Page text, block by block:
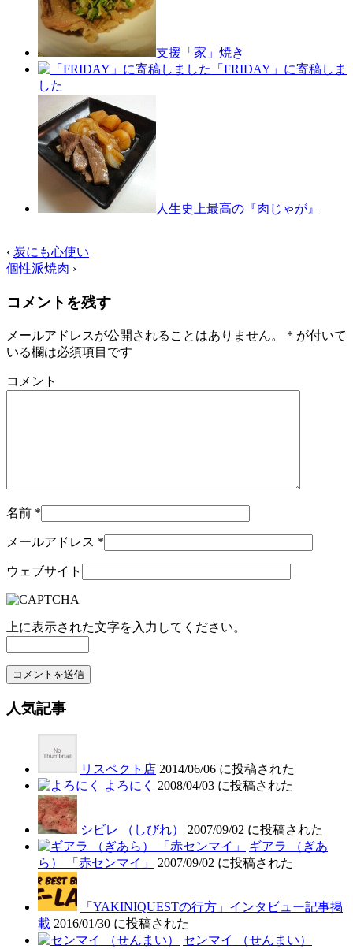
支援「家」焼き
「FRIDAY」に寄稿しま
した
人生史上最高の『肉じゃが』
‹ 炭にも心使い
個性派焼肉 ›
コメントを残す
メールアドレスが公開されることはありません。 * が付いて
いる欄は必須項目です
コメント
名前 *
メールアドレス *
ウェブサイト
上に表示された文字を入力してください。
人気記事
リスペクト店 2014/06/06 に投稿された
よろにく
2008/04/03 に投稿された
シビレ （しびれ）
2007/09/02 に投稿された
ギアラ （ぎあ
ら） 「赤センマイ」
2007/09/02 に投稿された
「YAKINIQUESTの行方」インタビュー記事掲
載 2016/01/30 に投稿された
センマイ （せんまい）